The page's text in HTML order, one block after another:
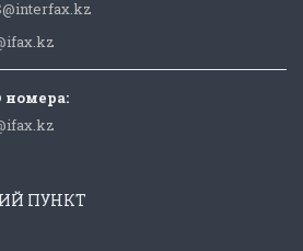
номера:
ПУНКТ